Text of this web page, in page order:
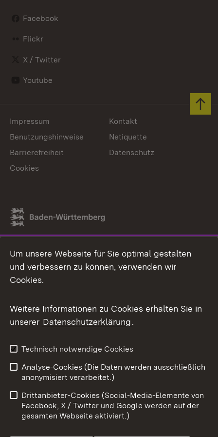
Facebook
Flickr
X / Twitter
Youtube
Link zum Landesportal
Impressum
Kontakt
Benutzungshinweise
Netiquette
Barrierefreiheit
Datenschutz
Cookies
Um unsere Webseite für Sie optimal gestalten
und verbessern zu können, verwenden wir
Cookies.
Weitere Informationen zu Cookies erhalten Sie in
unserer Datenschutzerklärung.
Technisch notwendige Cookies
Analyse-Cookies (Die Daten werden ausschließlich
anonymisiert verarbeitet.)
Drittanbieter-Cookies (Social-Media-Elemente von
Facebook, X / Twitter und Google werden auf der
gesamten Webseite aktiviert.)